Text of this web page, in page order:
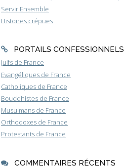
Servir Ensemble
Histoires crépues
PORTAILS CONFESSIONNELS
Juifs de France
Evangéliques de France
Catholiques de France
Bouddhistes de France
Musulmans de France
Orthodoxes de France
Protestants de France
COMMENTAIRES RÉCENTS